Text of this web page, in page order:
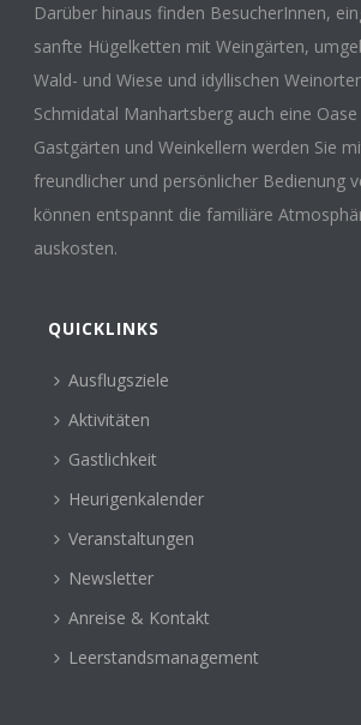
Darüber hinaus finden BesucherInnen,
sanfte Hügelketten mit Weingärten,
Wald- und Wiese und idyllischen
Schmidatal Manhartsberg auch eine Oase
Gastgärten und Weinkellern werden Sie
freundlicher und persönlicher Bedienung
können entspannt die familiäre
auskosten.
QUICKLINKS
Ausflugsziele
Aktivitäten
Gastlichkeit
Heurigenkalender
Veranstaltungen
Newsletter
Anreise & Kontakt
Leerstandsmanagement